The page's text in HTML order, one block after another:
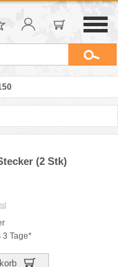
(2 Stk)
3 Tage*